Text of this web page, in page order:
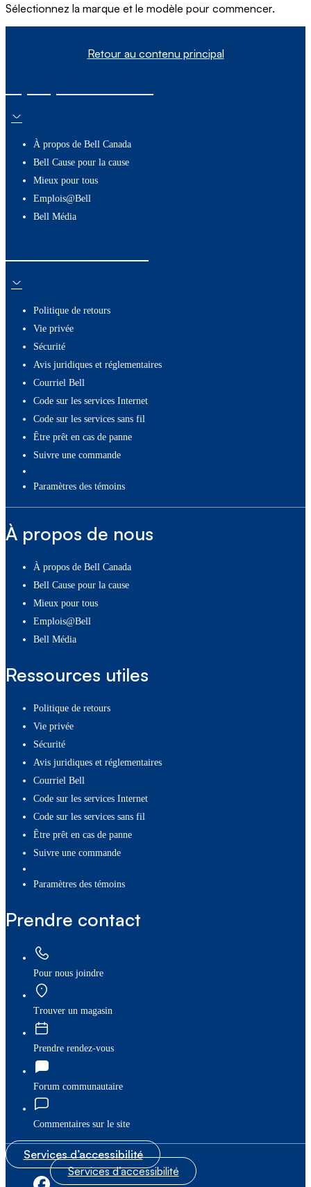
Sélectionnez la marque et le modèle pour commencer.
Retour au contenu principal
À propos de Bell Canada
Bell Cause pour la cause
Mieux pour tous
Emplois@Bell
Bell Média
Politique de retours
Vie privée
Sécurité
Avis juridiques et réglementaires
Courriel Bell
Code sur les services Internet
Code sur les services sans fil
Être prêt en cas de panne
Suivre une commande
paramètres des témoins
À propos de nous
À propos de Bell Canada
Bell Cause pour la cause
Mieux pour tous
Emplois@Bell
Bell Média
Ressources utiles
Politique de retours
Vie privée
Sécurité
Avis juridiques et réglementaires
Courriel Bell
Code sur les services Internet
Code sur les services sans fil
Être prêt en cas de panne
Suivre une commande
paramètres des témoins
Prendre contact
Pour nous joindre
Trouver un magasin
Prendre rendez-vous
Forum communautaire
Commentaires sur le site
Services d’accessibilité
Services d’accessibilité